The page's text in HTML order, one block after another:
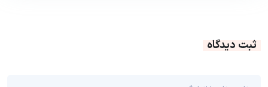
ثبت دیدگاه